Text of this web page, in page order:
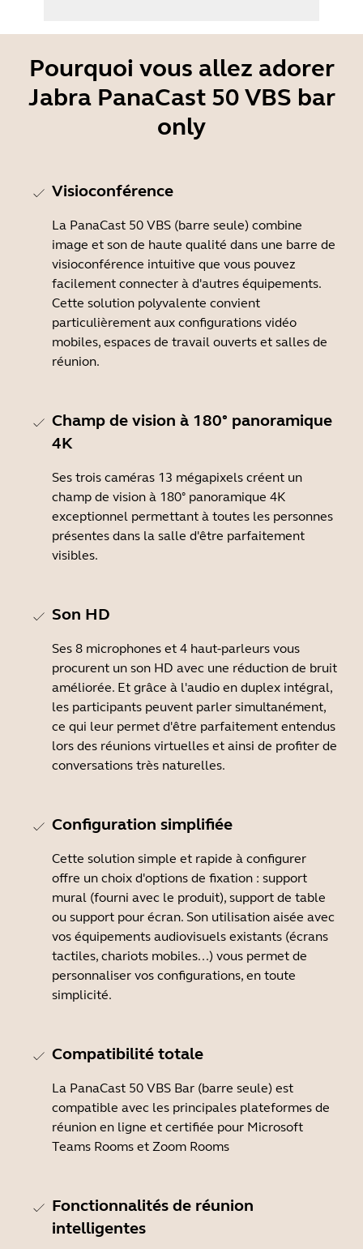
Pourquoi vous allez adorer
Jabra PanaCast 50 VBS bar
only
Visioconférence
La PanaCast 50 VBS (barre seule) combine
image et son de haute qualité dans une barre de
visioconférence intuitive que vous pouvez
facilement connecter à d'autres équipements.
Cette solution polyvalente convient
particulièrement aux configurations vidéo
mobiles, espaces de travail ouverts et salles de
réunion.
Champ de vision à 180° panoramique
4K
Ses trois caméras 13 mégapixels créent un
champ de vision à 180° panoramique 4K
exceptionnel permettant à toutes les personnes
présentes dans la salle d'être parfaitement
visibles.
Son HD
Ses 8 microphones et 4 haut-parleurs vous
procurent un son HD avec une réduction de bruit
améliorée. Et grâce à l'audio en duplex intégral,
les participants peuvent parler simultanément,
ce qui leur permet d'être parfaitement entendus
lors des réunions virtuelles et ainsi de profiter de
conversations très naturelles.
Configuration simplifiée
Cette solution simple et rapide à configurer
offre un choix d'options de fixation : support
mural (fourni avec le produit), support de table
ou support pour écran. Son utilisation aisée avec
vos équipements audiovisuels existants (écrans
tactiles, chariots mobiles...) vous permet de
personnaliser vos configurations, en toute
simplicité.
Compatibilité totale
La PanaCast 50 VBS Bar (barre seule) est
compatible avec les principales plateformes de
réunion en ligne et certifiée pour Microsoft
Teams Rooms et Zoom Rooms
Fonctionnalités de réunion
intelligentes